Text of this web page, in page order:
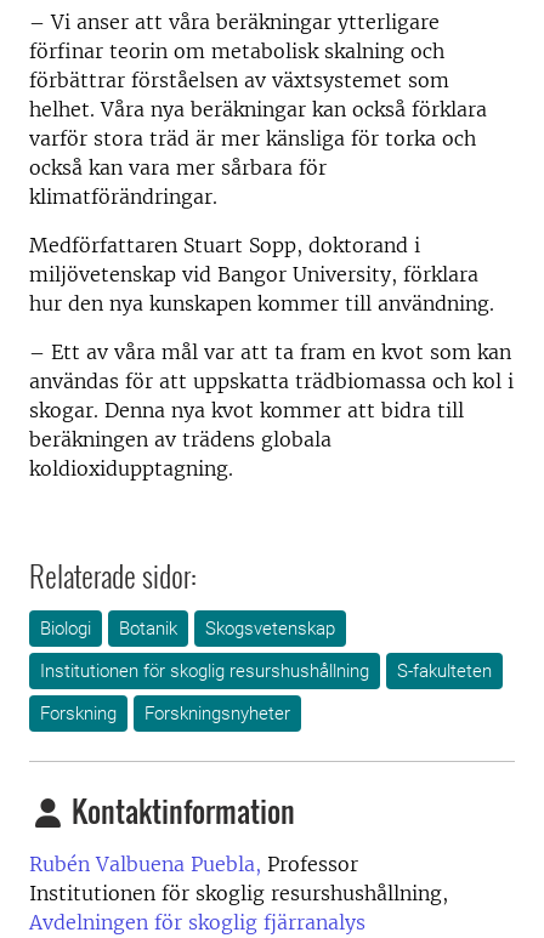
–Vi anser att våra beräkningar ytterligare
förfinar teorin om metabolisk skalning och
förbättrar förståelsen av växtsystemet som
helhet. Våra nya beräkningar kan också förklara
varför stora träd är mer känsliga för torka och
också kan vara mer sårbara för
klimatförändringar.
Medförfattaren Stuart Sopp, doktorand i
miljövetenskap vid Bangor University, förklara
hur den nya kunskapen kommer till användning.
– Ett av våra mål var att ta fram en kvot som kan
användas för att uppskatta trädbiomassa och kol i
skogar. Denna nya kvot kommer att bidra till
beräkningen av trädens globala
koldioxidupptagning.
Relaterade sidor:
Biologi Botanik
Skogsvetenskap
Institutionen för skoglig resurshushållning
S-fakulteten
Forskning
Forskningsnyheter
Kontaktinformation
Rubén Valbuena Puebla, Professor
Institutionen för skoglig resurshushållning,
Avdelningen för skoglig fjärranalys